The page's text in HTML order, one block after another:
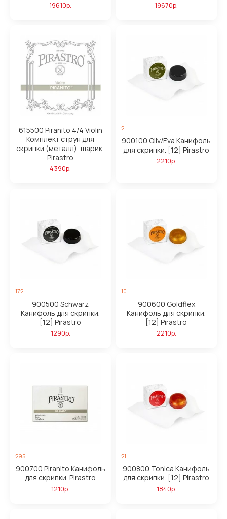
19610р. 19670р.
615500 Piranito 4/4 Violin
Комплект струн для
скрипки (металл), шарик,
Pirastro
4390р.
2
900100 Oliv/Eva Канифоль
для скрипки. [12] Pirastro
2210р.
172
900500 Schwarz
Канифоль для скрипки.
[12] Pirastro
1290р.
10
900600 Goldflex
Канифоль для скрипки.
[12] Pirastro
2210р.
295
900700 Piranito Канифоль
для скрипки. Pirastro
1210р.
21
900800 Tonica Канифоль
для скрипки. [12] Pirastro
1840р.